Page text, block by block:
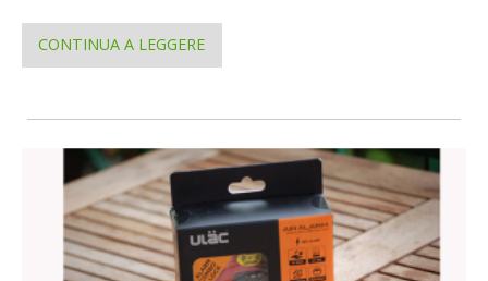
CONTINUA A LEGGERE